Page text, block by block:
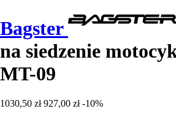
Bagster
na siedzenie
MT-09
1030,50 zł 927,00 zł -10%